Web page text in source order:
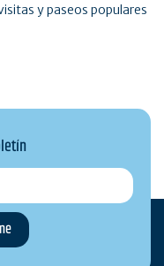
y paseos populares